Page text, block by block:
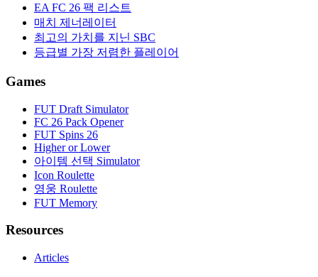
EA FC 26 팩 리스트
매치 제너레이터
최고의 가치를 지닌 SBC
등급별 가장 저렴한 플레이어
Games
FUT Draft Simulator
FC 26 Pack Opener
FUT Spins 26
Higher or Lower
아이템 선택 Simulator
Icon Roulette
영웅 Roulette
FUT Memory
Resources
Articles